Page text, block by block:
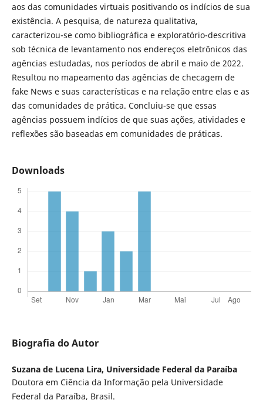
aos das comunidades virtuais positivando os indícios de sua
existência. A pesquisa, de natureza qualitativa,
caracterizou-se como bibliográfica e exploratório-descritiva
sob técnica de levantamento nos endereços eletrônicos das
agências estudadas, nos períodos de abril e maio de 2022.
Resultou no mapeamento das agências de checagem de
fake News e suas características e na relação entre elas e as
das comunidades de prática. Concluiu-se que essas
agências possuem indícios de que suas ações, atividades e
reflexões são baseadas em comunidades de práticas.
Downloads
Biografia do Autor
Suzana de Lucena Lira, Universidade Federal da Paraíba
Doutora em Ciência da Informação pela Universidade
Federal da Paraíba, Brasil.